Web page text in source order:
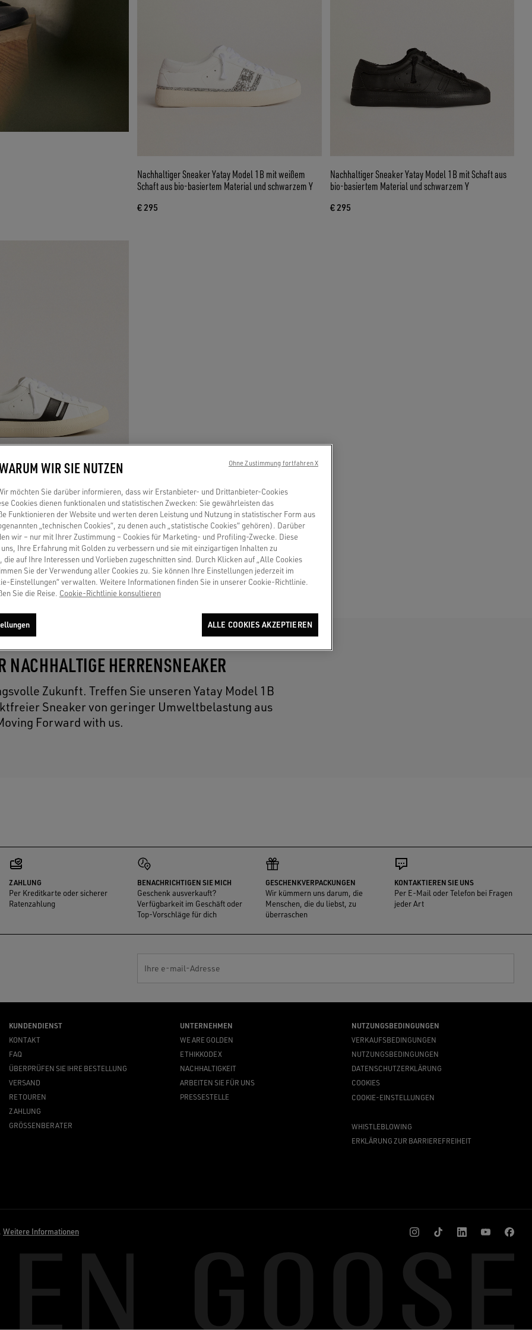
Nachhaltiger Sneaker Yatay Model 1B mit weißem
Schaft aus bio-basiertem Material und schwarzem Y
€ 295
Nachhaltiger Sneaker Yatay Model 1B mit Schaft aus
bio-basiertem Material und schwarzem Y
€ 295
Yatay Model 1B mit weißem
Material und schwarzem Y
NACHHALTIGE HERRENSNEAKER
Zukunft. Treffen Sie unseren Yatay Model 1B
Sneaker von geringer Umweltbelastung aus
Forward with us.
ZAHLUNG
Per Kreditkarte oder sicherer
Ratenzahlung
BENACHRICHTIGEN SIE MICH
Geschenk ausverkauft?
Verfügbarkeit im Geschäft oder
Top-Vorschläge für dich
GESCHENKVERPACKUNGEN
Wir kümmern uns darum, die
Menschen, die du liebst, zu
überraschen
KONTAKTIEREN SIE UNS
Per E-Mail oder Telefon bei Fragen
jeder Art
Ihre e-mail-Adresse
KUNDENDIENST
KONTAKT
FAQ
ÜBERPRÜFEN SIE IHRE BESTELLUNG
VERSAND
RETOUREN
ZAHLUNG
GRÖSSENBERATER
UNTERNEHMEN
WE ARE GOLDEN
ETHIKKODEX
NACHHALTIGKEIT
ARBEITEN SIE FÜR UNS
PRESSESTELLE
NUTZUNGSBEDINGUNGEN
VERKAUFSBEDINGUNGEN
NUTZUNGSBEDINGUNGEN
DATENSCHUTZERKLÄRUNG
COOKIES
COOKIE-EINSTELLUNGEN
WHISTLEBLOWING
ERKLÄRUNG ZUR BARRIEREFREIHEIT
Weitere Informationen
WIR SIE NUTZEN
möchten Sie darüber informieren, dass wir Erstanbieter- und Drittanbieter-Cookies
Cookies dienen funktionalen und statistischen Zwecken: Sie gewährleisten das
Funktionieren der Website und werten deren Leistung und Nutzung in statistischer Form aus
„technischen Cookies“, zu denen auch „statistische Cookies“ gehören). Darüber
wir – nur mit Ihrer Zustimmung – Cookies für Marketing- und Profiling-Zwecke. Diese
Ihre Erfahrung mit Golden zu verbessern und sie mit einzigartigen Inhalten zu
die auf Ihre Interessen und Vorlieben zugeschnitten sind. Durch Klicken auf „Alle Cookies
Sie der Verwendung aller Cookies zu. Sie können Ihre Einstellungen jederzeit im
Einstellungen“ verwalten. Weitere Informationen finden Sie in unserer Cookie-Richtlinie.
Sie die Reise. Cookie-Richtlinie konsultieren
ALLE COOKIES AKZEPTIEREN
Ohne Zustimmung fortfahren X